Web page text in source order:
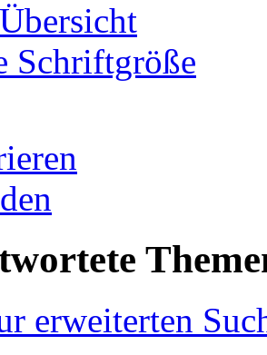
Schriftgröße
erweiterten